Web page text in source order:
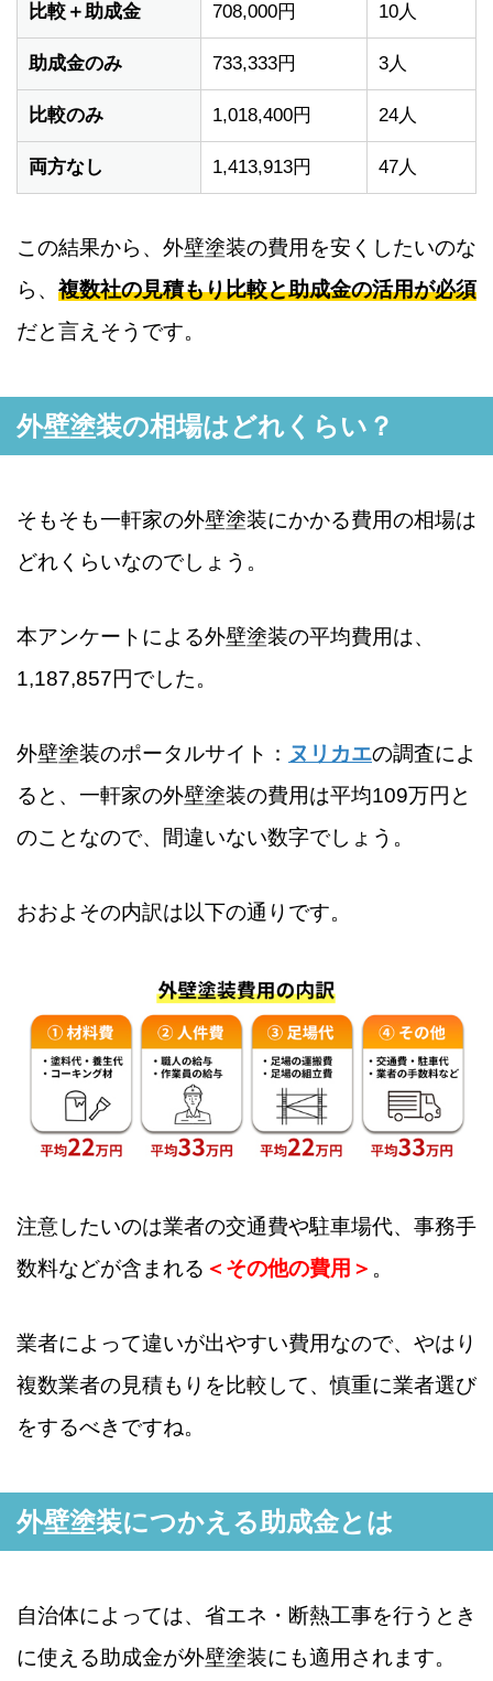
比較＋助成金 708,000円 10人
助成金のみ 733,333円 3人
比較のみ 1,018,400円 24人
両方なし 1,413,913円 47人
この結果から、外壁塗装の費用を安くしたいのな
ら、 複数社の見積もり比較と助成金の活用が必須
だと言えそうです。
外壁塗装の相場はどれくらい？
そもそも一軒家の外壁塗装にかかる費用の相場は
どれくらいなのでしょう。
本アンケートによる外壁塗装の平均費用は、
1,187,857円でした。
外壁塗装のポータルサイト： ヌリカエの調査によ
ると、一軒家の外壁塗装の費用は平均109万円と
のことなので、間違いない数字でしょう。
おおよその内訳は以下の通りです。
注意したいのは業者の交通費や駐車場代、事務手
数料などが含まれる ＜その他の費用＞ 。
業者によって違いが出やすい費用なので、やはり
複数業者の見積もりを比較して、慎重に業者選び
をするべきですね。
外壁塗装につかえる助成金とは
自治体によっては、省エネ・断熱工事を行うとき
に使える助成金が外壁塗装にも適用されます。